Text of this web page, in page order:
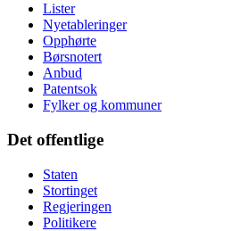
Lister
Nyetableringer
Opphørte
Børsnotert
Anbud
Patentsok
Fylker og kommuner
Det offentlige
Staten
Stortinget
Regjeringen
Politikere